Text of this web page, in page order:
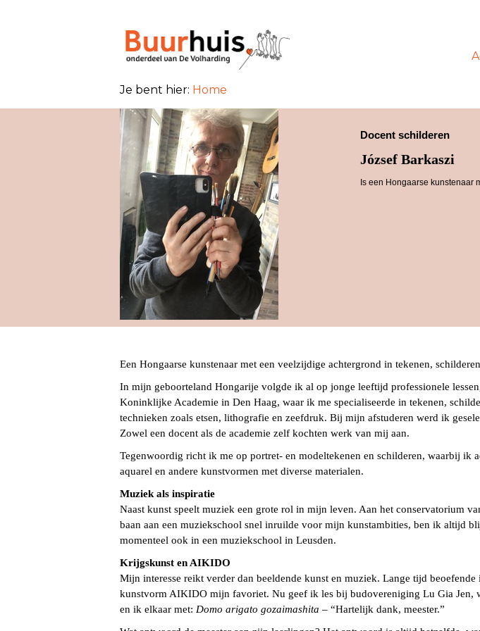
Je bent hier: Home
Docent schilderen
József Barkaszi
Is een Hongaarse kunstenaar
Een Hongaarse kunstenaar met een veelzijdige achtergrond in tekenen,
In mijn geboorteland Hongarije volgde ik al op jonge leeftijd professionele
Koninklijke Academie in Den Haag, waar ik me specialiseerde in tekenen,
technieken zoals etsen, lithografie en zeefdruk. Bij mijn afstuderen werd ik
Zowel een docent als de academie zelf kochten werk van mij aan.
Tegenwoordig richt ik me op portret- en modeltekenen en schilderen, waarbij
aquarel en andere kunstvormen met diverse materialen.
Muziek als inspiratie
Naast kunst speelt muziek een grote rol in mijn leven. Aan het conservatorium
baan aan een muziekschool snel inruilde voor mijn kunstambities, ben ik altijd
momenteel ook in een muziekschool in Leusden.
Krijgskunst en AIKIDO
Mijn interesse reikt verder dan beeldende kunst en muziek. Lange tijd
kunstvorm AIKIDO mijn favoriet. Nu geef ik les bij budovereniging Lu Gia Jen,
en ik elkaar met: Domo arigato gozaimashita – “Hartelijk dank, meester.”